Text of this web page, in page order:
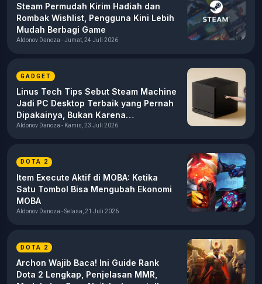
Steam Permudah Kirim Hadiah dan
Rombak Wishlist, Pengguna Kini Lebih
Mudah Berbagi Game
Aldonov Danoza - Jumat, 24 Juli 2026
GADGET
Linus Tech Tips Sebut Steam Machine
Jadi PC Desktop Terbaik yang Pernah
Dipakainya, Bukan Karena
Performanya
Aldonov Danoza - Kamis, 23 Juli 2026
DOTA 2
Item Execute Aktif di MOBA: Ketika
Satu Tombol Bisa Mengubah Ekonomi
MOBA
Aldonov Danoza - Selasa, 21 Juli 2026
DOTA 2
Archon Wajib Baca! Ini Guide Rank
Dota 2 Lengkap, Penjelasan MMR,